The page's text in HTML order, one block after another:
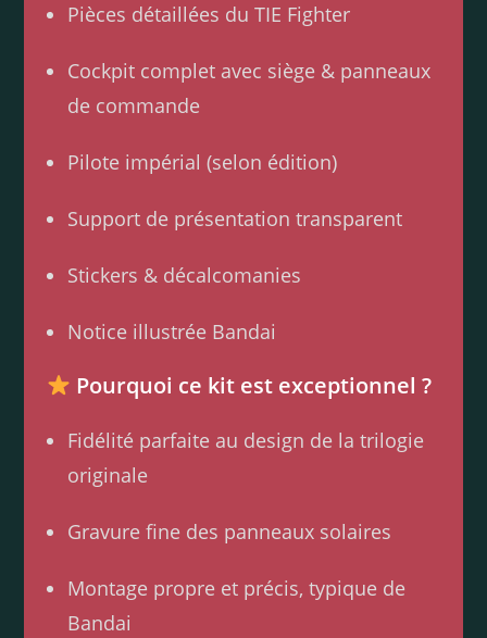
Pièces détaillées du TIE Fighter
Cockpit complet avec siège & panneaux
de commande
Pilote impérial (selon édition)
Support de présentation transparent
Stickers & décalcomanies
Notice illustrée Bandai
Pourquoi ce kit est exceptionnel ?
Fidélité parfaite au design de la trilogie
originale
Gravure fine des panneaux solaires
Montage propre et précis, typique de
Bandai